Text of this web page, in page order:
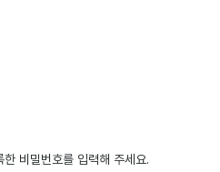
비밀번호를 입력해 주세요.